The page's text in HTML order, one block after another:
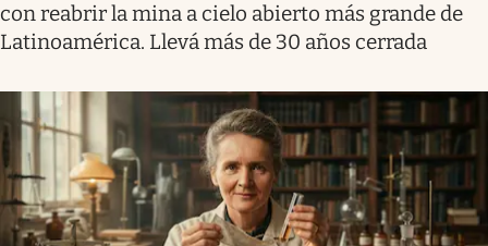
con reabrir la mina a cielo abierto más grande de
Latinoamérica. Llevá más de 30 años cerrada